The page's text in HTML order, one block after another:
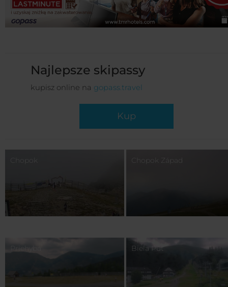
Najlepsze skipassy
kupisz online na gopass.travel
Kup
Chopok Chopok Západ
Biela Púť